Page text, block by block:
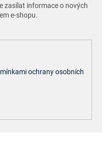
zasílat informace o nových
e-shopu.
ochrany osobních